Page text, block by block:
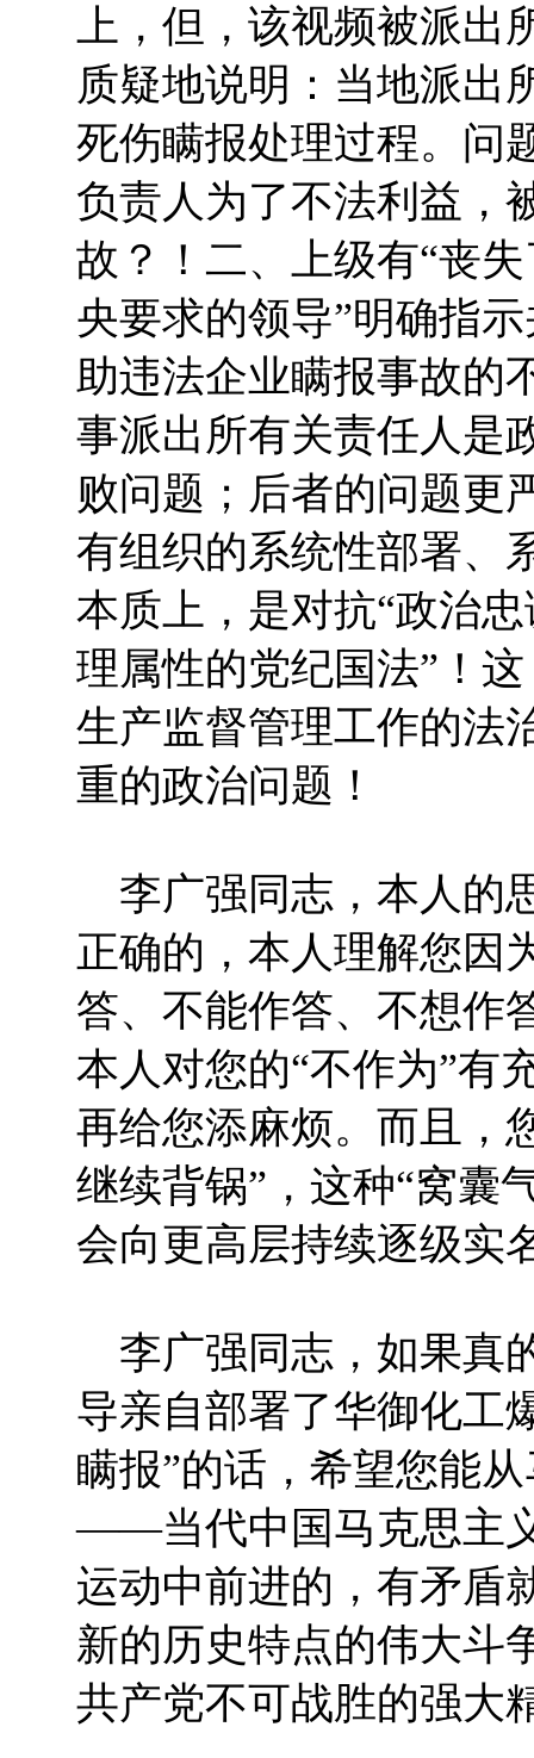
上，但，该视频被派
质疑地说明：当地派出
死伤瞒报处理过程。问
负责人为了不法利益，
故？！二、上级有“丧
央要求的领导”明确指
助违法企业瞒报事故的
事派出所有关责任人是
败问题；后者的问题更
有组织的系统性部署、
本质上，是对抗“政治
理属性的党纪国法”！
生产监督管理工作的法
重的政治问题！
李广强同志，本人的
正确的，本人理解您因
答、不能作答、不想作
本人对您的“不作为”有
再给您添麻烦。而且，
继续背锅”，这种“窝囊
会向更高层持续逐级实
李广强同志，如果真
导亲自部署了华御化工
瞒报”的话，希望您能
——当代中国马克思主
运动中前进的，有矛盾
新的历史特点的伟大斗
共产党不可战胜的强大